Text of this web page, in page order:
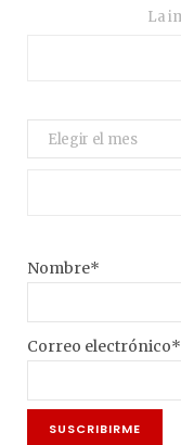
Archivo
Nombre*
Correo electrónico*